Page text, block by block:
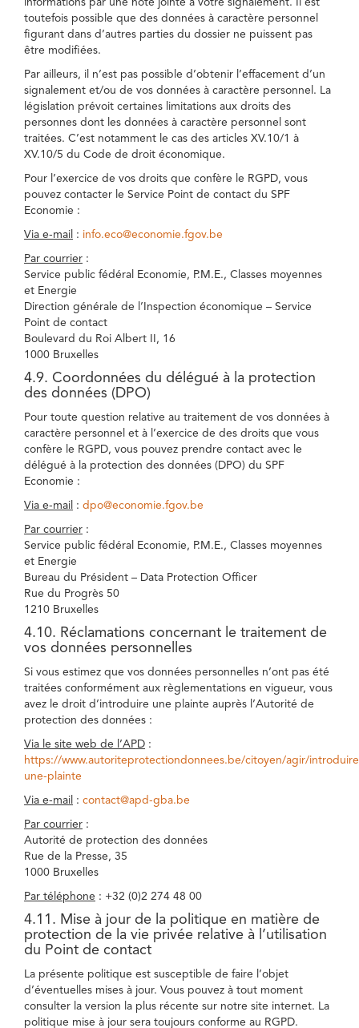
informations par une note jointe à votre signalement. Il est
toutefois possible que des données à caractère personnel
figurant dans d’autres parties du dossier ne puissent pas
être modifiées.
Par ailleurs, il n’est pas possible d’obtenir l’effacement d’un
signalement et/ou de vos données à caractère personnel. La
législation prévoit certaines limitations aux droits des
personnes dont les données à caractère personnel sont
traitées. C’est notamment le cas des articles XV.10/1 à
XV.10/5 du Code de droit économique.
Pour l’exercice de vos droits que confère le RGPD, vous
pouvez contacter le Service Point de contact du SPF
Economie :
Via e-mail : info.eco@economie.fgov.be
Par courrier :
Service public fédéral Economie, P.M.E., Classes moyennes
et Energie
Direction générale de l’Inspection économique – Service
Point de contact
Boulevard du Roi Albert II, 16
1000 Bruxelles
4.9. Coordonnées du délégué à la protection
des données (DPO)
Pour toute question relative au traitement de vos données à
caractère personnel et à l’exercice de des droits que vous
confère le RGPD, vous pouvez prendre contact avec le
délégué à la protection des données (DPO) du SPF
Economie :
Via e-mail : dpo@economie.fgov.be
Par courrier :
Service public fédéral Economie, P.M.E., Classes moyennes
et Energie
Bureau du Président – Data Protection Officer
Rue du Progrès 50
1210 Bruxelles
4.10. Réclamations concernant le traitement de
vos données personnelles
Si vous estimez que vos données personnelles n’ont pas été
traitées conformément aux règlementations en vigueur, vous
avez le droit d’introduire une plainte auprès l’Autorité de
protection des données :
Via le site web de l’APD :
https://www.autoriteprotectiondonnees.be/citoyen/agir/
une-plainte
Via e-mail : contact@apd-gba.be
Par courrier :
Autorité de protection des données
Rue de la Presse, 35
1000 Bruxelles
Par téléphone : +32 (0)2 274 48 00
4.11. Mise à jour de la politique en matière de
protection de la vie privée relative à l’utilisation
du Point de contact
La présente politique est susceptible de faire l’objet
d’éventuelles mises à jour. Vous pouvez à tout moment
consulter la version la plus récente sur notre site internet. La
politique mise à jour sera toujours conforme au RGPD.